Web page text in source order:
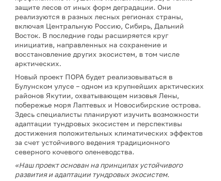
защите лесов от иных форм деградации. Они
реализуются в разных лесных регионах страны,
включая Центральную Россию, Сибирь, Дальний
Восток. В последние годы расширяется круг
инициатив, направленных на сохранение и
восстановление других экосистем, в том числе
арктических.
Новый проект ПОРА будет реализовываться в
Булунском улусе – одном из крупнейших арктических
районов Якутии, охватывающем низовья Лены,
побережье моря Лаптевых и Новосибирские острова.
Здесь специалисты планируют изучить возможности
адаптации тундровых экосистем и перспективы
достижения положительных климатических эффектов
за счет устойчивого ведения традиционного
северного кочевого оленеводства.
«Наш проект основан на принципах устойчивого
развития и адаптации тундровых экосистем.